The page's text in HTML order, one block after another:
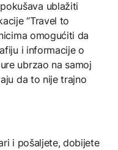
ublažiti
“Travel to
omogućiti da
i informacije o
ubrzao na samoj
da to nije trajno
i pošaljete, dobijete